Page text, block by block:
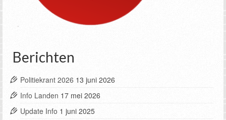
Berichten
Politiekrant 2026 13 juni 2026
Info Landen 17 mei 2026
Update Info 1 juni 2025